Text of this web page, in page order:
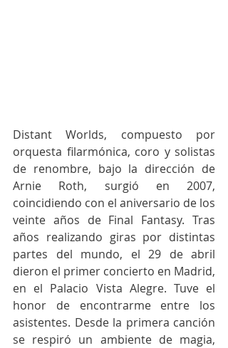
Distant Worlds, compuesto por
orquesta filarmónica, coro y solistas
de renombre, bajo la dirección de
Arnie Roth, surgió en 2007,
coincidiendo con el aniversario de los
veinte años de Final Fantasy. Tras
años realizando giras por distintas
partes del mundo, el 29 de abril
dieron el primer concierto en Madrid,
en el Palacio Vista Alegre. Tuve el
honor de encontrarme entre los
asistentes. Desde la primera canción
se respiró un ambiente de magia,